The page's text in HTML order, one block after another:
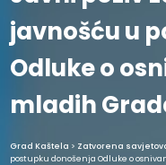
javnošću u
Odluke o
mladih
Grad Kaštela > Zatvorena
postupku donošenja Odluke o